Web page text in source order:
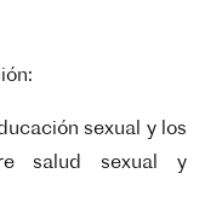
sexual y los
salud sexual y